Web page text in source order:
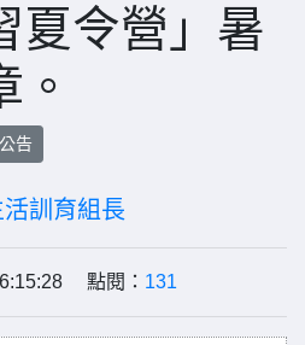
夏令營」暑
告
活訓育組長
點閱： 131